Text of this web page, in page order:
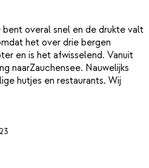
overal snel en de drukte valt
het over drie bergen
en is het afwisselend. Vanuit
naarZauchensee. Nauwelijks
hutjes en restaurants. Wij